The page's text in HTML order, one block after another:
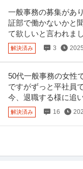
一般事務の募集があ
証部で働かないかと
て欲しいと言われま
接を受けました。
解決済み 3
50代一般事務の女性
ですがずっと平社員
今、退職する様に追
解決済み 16